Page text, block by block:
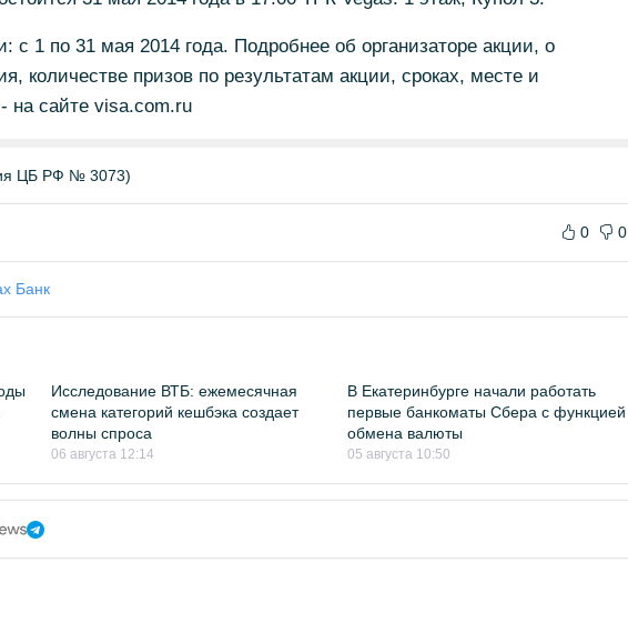
с 1 по 31 мая 2014 года. Подробнее об организаторе акции, о
количестве призов по результатам акции, сроках, месте и
на сайте visa.com.ru
ЦБ РФ № 3073)
0 0
Банк
Исследование ВТБ: ежемесячная
смена категорий кешбэка создает
волны спроса
06 августа 12:14
В Екатеринбурге начали работать
первые банкоматы Сбера с функцией
обмена валюты
05 августа 10:50